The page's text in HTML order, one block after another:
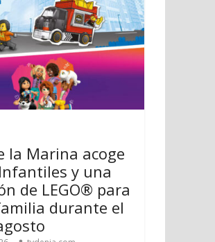
la Marina acoge
y una
de LEGO® para
durante el